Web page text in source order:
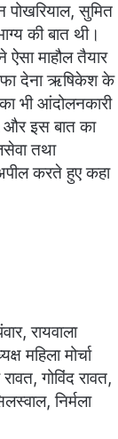
पोखरियाल, सुमित
की बात थी।
माहौल तैयार
देना ऋषिकेश के
भी आंदोलनकारी
और इस बात का
तथा
करते हुए कहा
रायवाला
महिला मोर्चा
गोविंद रावत,
निर्मला